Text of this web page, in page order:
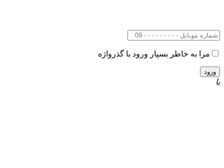
مرا به خاطر بسپار ورود با گذرواژه
یا